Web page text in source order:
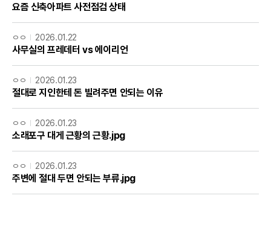
요즘 신축아파트 사전점검 상태
ㅇㅇ 2026.01.22
사무실의 프레데터 vs 에이리언
ㅇㅇ 2026.01.23
절대로 지인한테 돈 빌려주면 안되는 이유
ㅇㅇ 2026.01.23
소래포구 대게 근황의 근황.jpg
ㅇㅇ 2026.01.23
주변에 절대 두면 안되는 부류.jpg